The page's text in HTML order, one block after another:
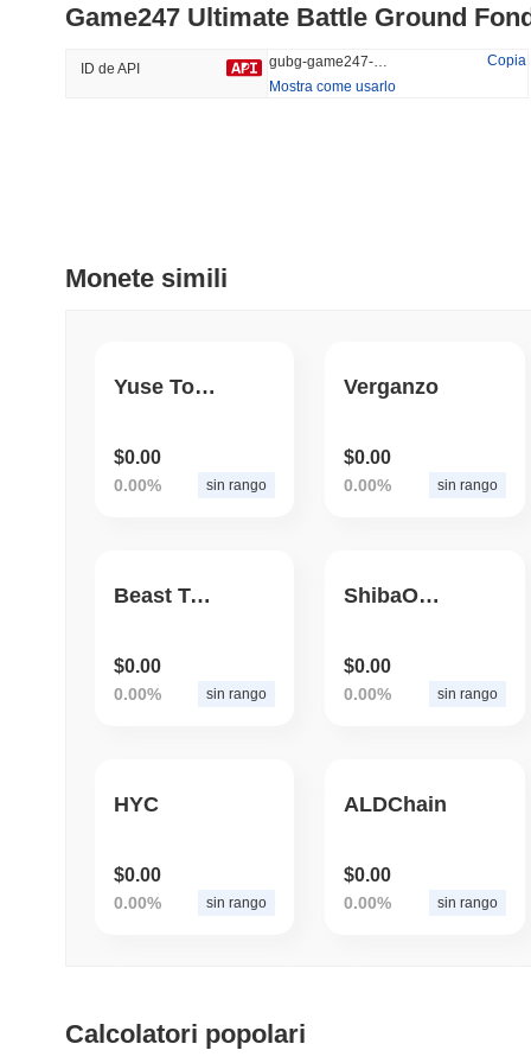
#263 #1025
-3.49%
Game247 Ultimate Battle Ground
ID de API
Copia
Mostra come usarlo
Monete simili
Yuse Token
$0.00
0.00% sin rango
Verganzo
$0.00
0.00% sin rango
Beast Tube
$0.00
0.00% sin rango
ShibaOnlyUP
$0.00
0.00% sin rango
HYC
$0.00
0.00% sin rango
ALDChain
$0.00
0.00% sin rango
Calcolatori popolari